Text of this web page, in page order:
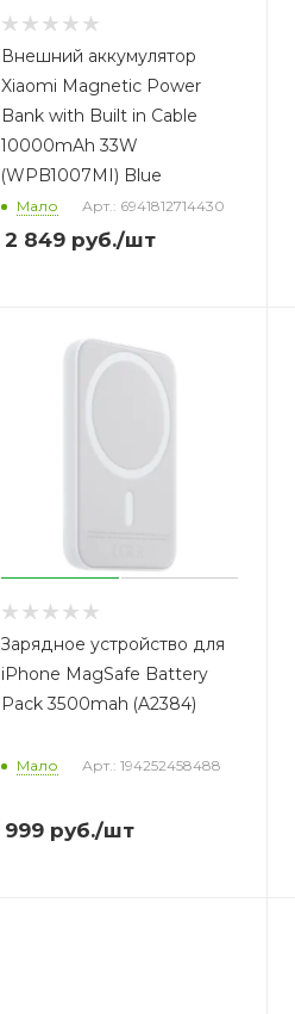
Внешний аккумулятор
Xiaomi Magnetic Power
Bank with Built in Cable
10000mAh 33W
(WPB1007MI) Blue
Мало Арт.: 6941812714430
2 849 руб./шт
Зарядное устройство для
iPhone MagSafe Battery
Pack 3500mah (A2384)
Мало Арт.: 194252458488
999 руб./шт